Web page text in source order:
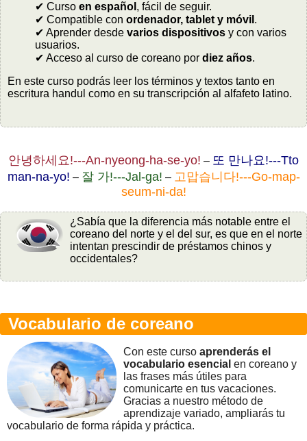
✔ Curso en español , fácil de seguir.
✔ Compatible con ordenador, tablet y móvil .
✔ Aprender desde varios dispositivos y con varios
usuarios.
✔ Acceso al curso de coreano por diez años.
En este curso podrás leer los términos y textos tanto en
escritura handul como en su transcripción al alfafeto latino.
안녕하세요!---An-nyeong-ha-se-yo! – 또 만나요!---Tto
man-na-yo! – 잘 가!---Jal-ga! – 고맙습니다!---Go-map-
seum-ni-da!
¿Sabía que la diferencia más notable entre el
coreano del norte y el del sur, es que en el norte
intentan prescindir de préstamos chinos y
occidentales?
Vocabulario de coreano
Con este curso aprenderás el
vocabulario esencial en coreano y
las frases más útiles para
comunicarte en tus vacaciones.
Gracias a nuestro método de
aprendizaje variado, ampliarás tu
vocabulario de forma rápida y práctica.